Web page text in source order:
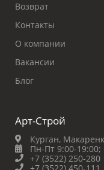
Возврат
Контакты
О компании
Вакансии
Блог
Арт-Строй
Курган,
Пн-Пт 9:00-19:00;
+7 (3522) 250-280